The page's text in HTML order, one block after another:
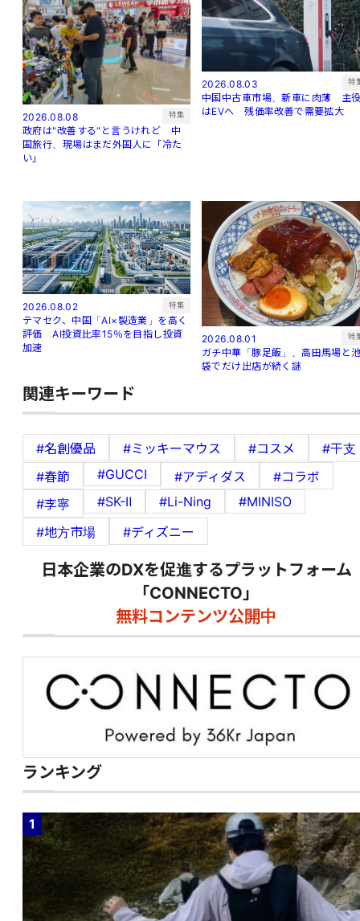
2026.08.08 特集
政府は"改善する"と言うけれど 中
国旅行、現場はまだ外国人に「冷た
い」
2026.08.03 特
中国中古車市場、新車に肉薄 主
はEVへ 残価率改善で需要拡大
2026.08.02 特集
テマセク、中国「AI×製造業」を高く
評価 AI投資比率15％を目指し投資
加速
2026.08.01 特
ガチ中華「豚足飯」、高田馬場と
袋でだけ出店が続く謎
関連キーワード
#名創優品 #ミッキーマウス #コスメ
#干支
#春節
#GUCCI #アディダス
#コラボ
#李寧
#SK-Ⅱ #Li-Ning
#MINISO
#地方市場
#ディズニー
日本企業のDXを促進するプラットフォーム
「CONNECTO」
無料コンテンツ公開中
ランキング
1